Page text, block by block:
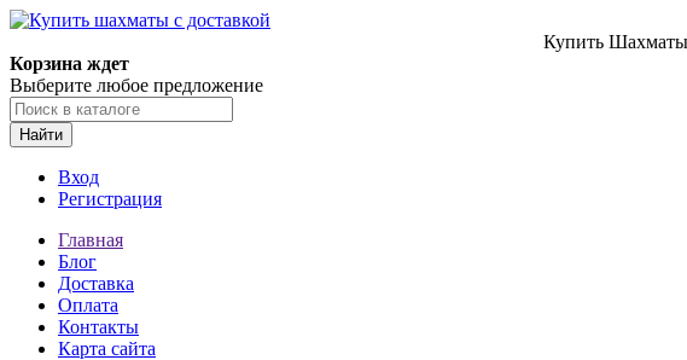
Купить Шахматы
Корзина ждет
Выберите любое предложение
Найти
Вход
Регистрация
Главная
Блог
Доставка
Оплата
Контакты
Карта сайта